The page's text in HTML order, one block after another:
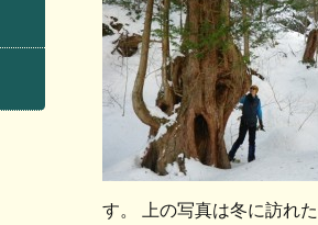
す。 上の写真は冬に訪れ